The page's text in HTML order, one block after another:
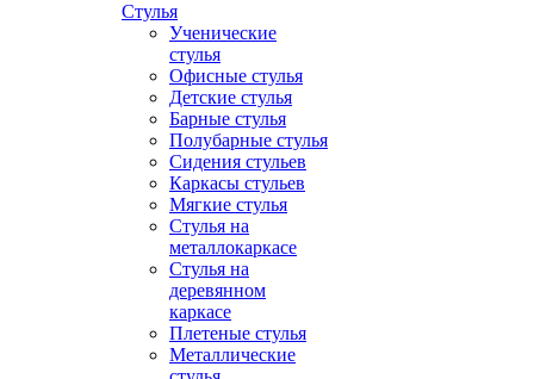
Стулья
Ученические
стулья
Офисные стулья
Детские стулья
Барные стулья
Полубарные стулья
Сидения стульев
Каркасы стульев
Мягкие стулья
Стулья на
металлокаркасе
Стулья на
деревянном
каркасе
Плетеные стулья
Металлические